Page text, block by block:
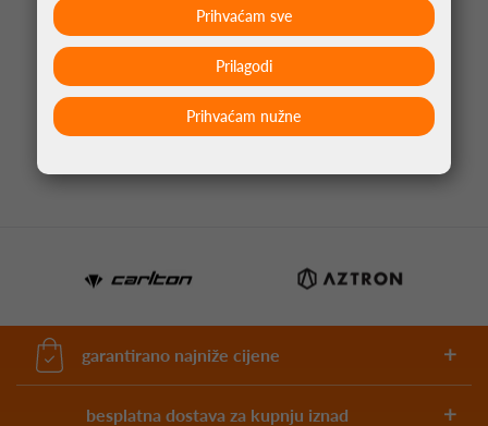
STRELICE ZA PIKADO APOCALYPSE BRASS
15,00 €
garantirano najniže cijene
besplatna dostava za kupnju iznad
Prihvaćam nužne
Prilagodi
Prihvaćam sve